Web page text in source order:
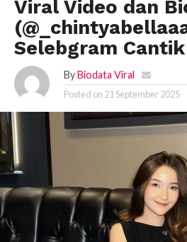
Viral Video dan
Selebgram Cantik
By Biodata Viral
Posted on 21 September 2025